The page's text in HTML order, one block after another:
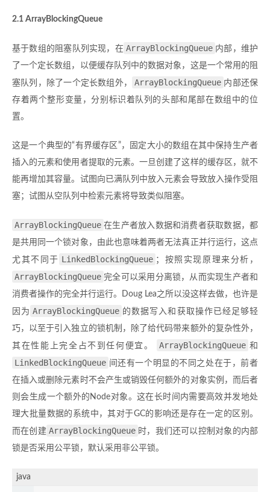
2.1 ArrayBlockingQueue
基于数组的阻塞队列实现，在 ArrayBlockingQueue 内部，维护
了一个定长数组，以便缓存队列中的数据对象，这是一个常用的阻
塞队列，除了一个定长数组外， ArrayBlockingQueue 内部还保
存着两个整形变量，分别标识着队列的头部和尾部在数组中的位
置。
这是一个典型的“有界缓存区”，固定大小的数组在其中保持生产者
插入的元素和使用者提取的元素。一旦创建了这样的缓存区，就不
能再增加其容量。试图向已满队列中放入元素会导致放入操作受阻
塞；试图从空队列中检索元素将导致类似阻塞。
ArrayBlockingQueue 在生产者放入数据和消费者获取数据，都
是共用同一个锁对象，由此也意味着两者无法真正并行运行，这点
尤其不同于 LinkedBlockingQueue ；按照实现原理来分析，
ArrayBlockingQueue 完全可以采用分离锁，从而实现生产者和
消费者操作的完全并行运行。Doug Lea之所以没这样去做，也许是
因为 ArrayBlockingQueue 的数据写入和获取操作已经足够轻
巧，以至于引入独立的锁机制，除了给代码带来额外的复杂性外，
其在性能上完全占不到任何便宜。 ArrayBlockingQueue 和
LinkedBlockingQueue 间还有一个明显的不同之处在于，前者
在插入或删除元素时不会产生或销毁任何额外的对象实例，而后者
则会生成一个额外的Node对象。这在长时间内需要高效并发地处
理大批量数据的系统中，其对于GC的影响还是存在一定的区别。
而在创建 ArrayBlockingQueue 时，我们还可以控制对象的内部
锁是否采用公平锁，默认采用非公平锁。
java